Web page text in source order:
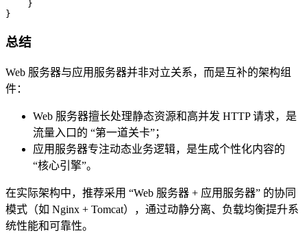
    }
}
总结
Web 服务器与应用服务器并非对立关系，而是互补的架构组
件：
Web 服务器擅长处理静态资源和高并发 HTTP 请求，是
流量入口的 “第一道关卡”；
应用服务器专注动态业务逻辑，是生成个性化内容的
“核心引擎”。
在实际架构中，推荐采用 “Web 服务器 + 应用服务器” 的协同
模式（如 Nginx + Tomcat），通过动静分离、负载均衡提升系
统性能和可靠性。